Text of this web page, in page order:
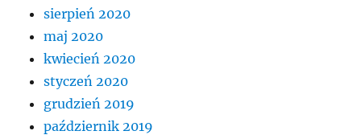
sierpień 2020
maj 2020
kwiecień 2020
styczeń 2020
grudzień 2019
październik 2019